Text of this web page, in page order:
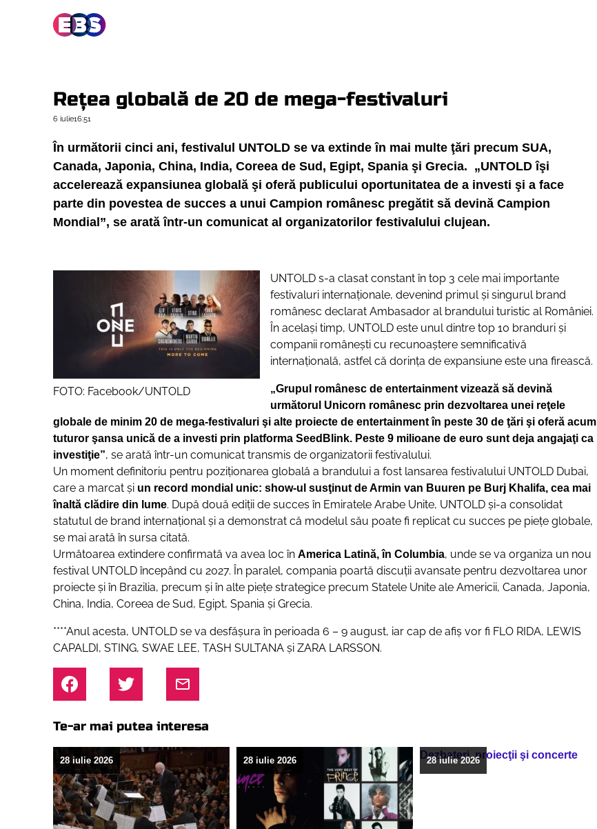
Reţea globală de 20 de mega-festivaluri
6 iulie16:51
În următorii cinci ani, festivalul UNTOLD se va extinde în mai multe ţări precum SUA,
Canada, Japonia, China, India, Coreea de Sud, Egipt, Spania şi Grecia. „UNTOLD îşi
accelerează expansiunea globală şi oferă publicului oportunitatea de a investi şi a face
parte din povestea de succes a unui Campion românesc pregătit să devină Campion
Mondial”, se arată într-un comunicat al organizatorilor festivalului clujean.
FOTO: Facebook/UNTOLD
UNTOLD s-a clasat constant în top 3 cele mai importante
festivaluri internaţionale, devenind primul şi singurul brand
românesc declarat Ambasador al brandului turistic al României.
În acelaşi timp, UNTOLD este unul dintre top 10 branduri şi
companii româneşti cu recunoaştere semnificativă
internaţională, astfel că dorinţa de expansiune este una firească.
„Grupul românesc de entertainment vizează să devină
următorul Unicorn românesc prin dezvoltarea unei reţele
globale de minim 20 de mega-festivaluri şi alte proiecte de entertainment în peste 30 de ţări şi oferă acum
tuturor şansa unică de a investi prin platforma SeedBlink. Peste 9 milioane de euro sunt deja angajaţi ca
investiţie”, se arată într-un comunicat transmis de organizatorii festivalului.
Un moment definitoriu pentru poziţionarea globală a brandului a fost lansarea festivalului UNTOLD Dubai,
care a marcat şi un record mondial unic: show-ul susţinut de Armin van Buuren pe Burj Khalifa, cea mai
înaltă clădire din lume. După două ediţii de succes în Emiratele Arabe Unite, UNTOLD şi-a consolidat
statutul de brand internaţional şi a demonstrat că modelul său poate fi replicat cu succes pe pieţe globale,
se mai arată în sursa citată.
Următoarea extindere confirmată va avea loc în America Latină, în Columbia, unde se va organiza un nou
festival UNTOLD începând cu 2027. În paralel, compania poartă discuţii avansate pentru dezvoltarea unor
proiecte şi în Brazilia, precum şi în alte pieţe strategice precum Statele Unite ale Americii, Canada, Japonia,
China, India, Coreea de Sud, Egipt, Spania şi Grecia.
****Anul acesta, UNTOLD se va desfăşura în perioada 6 – 9 august, iar cap de afiş vor fi FLO RIDA, LEWIS
CAPALDI, STING, SWAE LEE, TASH SULTANA şi ZARA LARSSON.
Te-ar mai putea interesa
28 iulie 2026 28 iulie 2026 Dezbateri, proiecţii şi concerte
28 iulie 2026